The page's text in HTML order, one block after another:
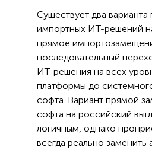
Существует два варианта
импортных ИТ-решений
прямое
последовательный
ИТ-решения на всех
платформы до
софта. Вариант прямой
софта на российский
логичным, однако
всегда реально заменить